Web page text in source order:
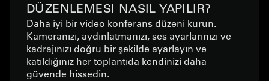
DÜZENLEMESI NASIL YAPILIR?
Daha iyi bir video konferans düzeni kurun.
Kameranızı, aydınlatmanızı, ses ayarlarınızı ve
kadrajınızı doğru bir şekilde ayarlayın ve
katıldığınız her toplantıda kendinizi daha
güvende hissedin.